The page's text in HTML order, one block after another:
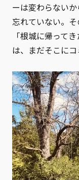
ーは変わらない
忘れていない。
「根城に帰って
は、まだそこにコ